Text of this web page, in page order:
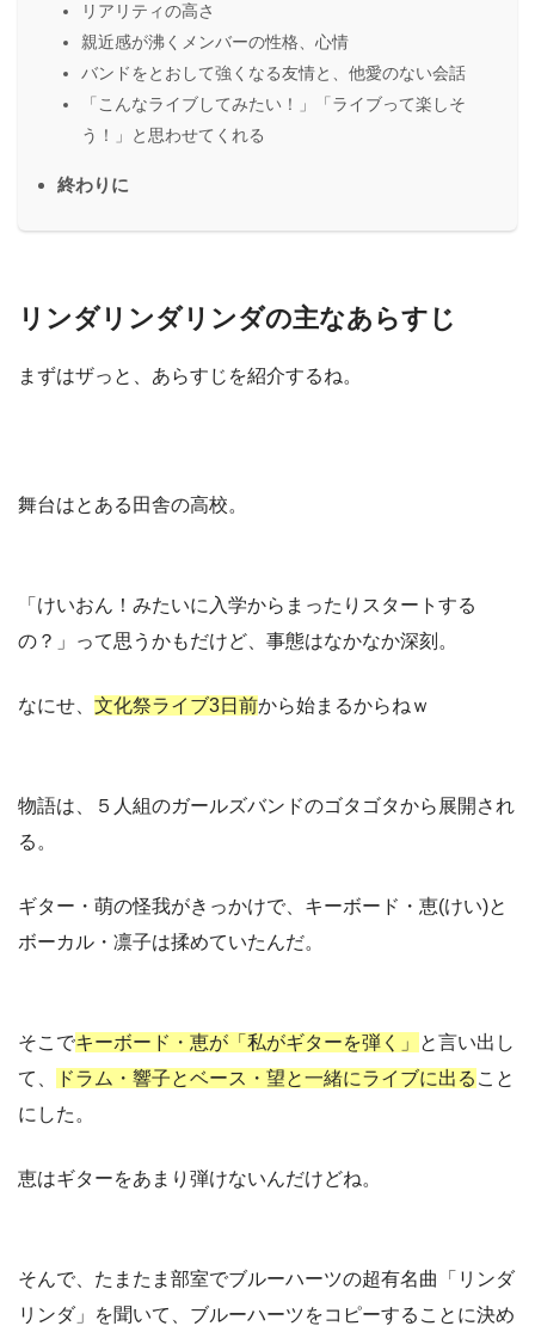
リアリティの高さ
親近感が沸くメンバーの性格、心情
バンドをとおして強くなる友情と、他愛のない会話
「こんなライブしてみたい！」「ライブって楽しそ
う！」と思わせてくれる
終わりに
リンダリンダリンダの主なあらすじ
まずはザっと、あらすじを紹介するね。
舞台はとある田舎の高校。
「けいおん！みたいに入学からまったりスタートする
の？」って思うかもだけど、事態はなかなか深刻。
なにせ、 文化祭ライブ3日前から始まるからねｗ
物語は、５人組のガールズバンドのゴタゴタから展開され
る。
ギター・萌の怪我がきっかけで、キーボード・恵(けい)と
ボーカル・凛子は揉めていたんだ。
そこでキーボード・恵が「私がギターを弾く」
と言い出し
て、
ドラム・響子とベース・望と一緒にライブに出る こと
にした。
恵はギターをあまり弾けないんだけどね。
そんで、たまたま部室でブルーハーツの超有名曲「リンダ
リンダ」を聞いて、ブルーハーツをコピーすることに決め